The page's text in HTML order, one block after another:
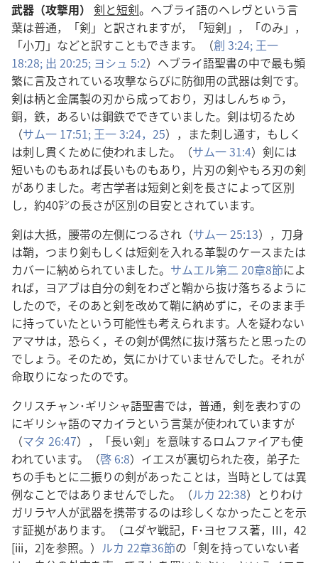
武器（攻撃用） 剣と短剣。ヘブライ語のヘレヴという言
葉は普通，「剣」と訳されますが，「短剣」，「のみ」，
「小刀」などと訳すこともできます。（創 3:24; 王一
18:28; 出 20:25; ヨシュ 5:2）ヘブライ語聖書の中で最も頻
繁に言及されている攻撃ならびに防御用の武器は剣です。
剣は柄と金属製の刃から成っており，刃はしんちゅう，
銅，鉄，あるいは鋼鉄でできていました。剣は切るため
（サム一 17:51; 王一 3:24，25），また刺し通す，もしく
は刺し貫くために使われました。（サム一 31:4）剣には
短いものもあれば長いものもあり，片刃の剣やもろ刃の剣
がありました。考古学者は短剣と剣を長さによって区別
し，約40㌢の長さが区別の目安とされています。
剣は大抵，腰帯の左側につるされ（サム一 25:13），刀身
は鞘，つまり剣もしくは短剣を入れる革製のケースまたは
カバーに納められていました。 サムエル第二 20章8節によ
れば，ヨアブは自分の剣をわざと鞘から抜け落ちるように
したので，そのあと剣を改めて鞘に納めずに，そのまま手
に持っていたという可能性も考えられます。人を疑わない
アマサは，恐らく，その剣が偶然に抜け落ちたと思ったの
でしょう。そのため，気にかけていませんでした。それが
命取りになったのです。
クリスチャン･ギリシャ語聖書では，普通，剣を表わすの
にギリシャ語のマカイラという言葉が使われていますが
（マタ 26:47），「長い剣」を意味するロムファイアも使
われています。（啓 6:8）イエスが裏切られた夜，弟子た
ちの手もとに二振りの剣があったことは，当時としては異
例なことではありませんでした。（ルカ 22:38）とりわけ
ガリラヤ人が武器を携帯するのは珍しくなかったことを示
す証拠があります。（ユダヤ戦記，F･ヨセフス著，III，42
[iii，2]を参照。） ルカ 22章36節の「剣を持っていない者